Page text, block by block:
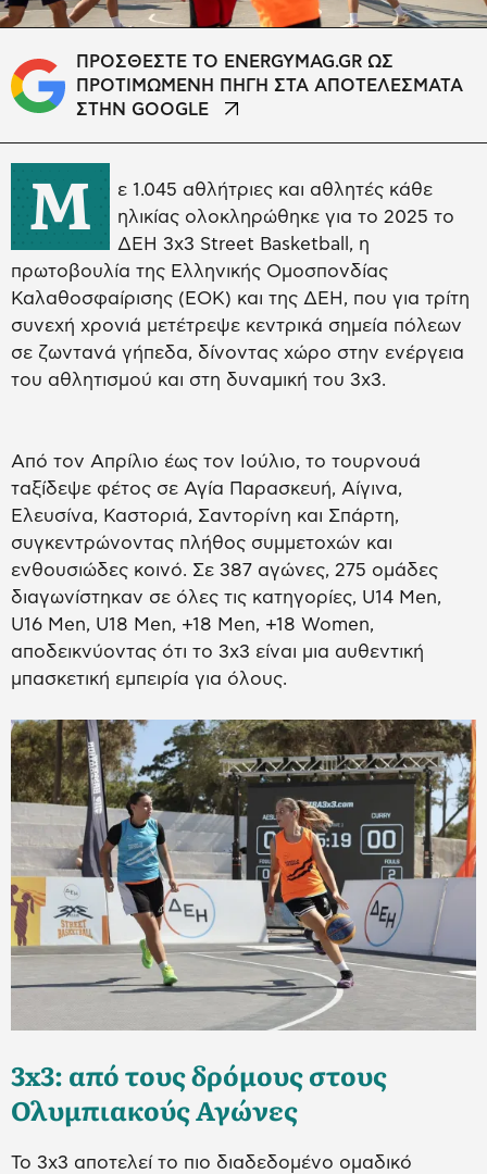
ΠΡΟΣΘΕΣΤΕ ΤΟ ENERGYMAG.GR ΩΣ
ΠΡΟΤΙΜΩΜΕΝΗ ΠΗΓΗ ΣΤΑ ΑΠΟΤΕΛΕΣΜΑΤΑ
ΣΤΗΝ GOOGLE
Μ
ε 1.045 αθλήτριες και αθλητές κάθε
ηλικίας ολοκληρώθηκε για το 2025 το
ΔΕΗ 3x3 Street Basketball, η
πρωτοβουλία της Ελληνικής Ομοσπονδίας
Καλαθοσφαίρισης (ΕΟΚ) και της ΔΕΗ, που για τρίτη
συνεχή χρονιά μετέτρεψε κεντρικά σημεία πόλεων
σε ζωντανά γήπεδα, δίνοντας χώρο στην ενέργεια
του αθλητισμού και στη δυναμική του 3x3.
Από τον Απρίλιο έως τον Ιούλιο, το τουρνουά
ταξίδεψε φέτος σε Αγία Παρασκευή, Αίγινα,
Ελευσίνα, Καστοριά, Σαντορίνη και Σπάρτη,
συγκεντρώνοντας πλήθος συμμετοχών και
ενθουσιώδες κοινό. Σε 387 αγώνες, 275 ομάδες
διαγωνίστηκαν σε όλες τις κατηγορίες, U14 Men,
U16 Men, U18 Men, +18 Men, +18 Women,
αποδεικνύοντας ότι το 3x3 είναι μια αυθεντική
μπασκετική εμπειρία για όλους.
3x3: από τους δρόμους στους
Ολυμπιακούς Αγώνες
Το 3x3 αποτελεί το πιο διαδεδομένο ομαδικό